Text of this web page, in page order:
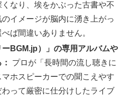
なり、埃をかぶった古書や不
イメージが脳内に湧き上がっ
ば間違いありません。
ーBGM.jp）」の専用アルバムや
プロが「長時間の流し聴きに
ホスピーカーでの聞こえやす
って厳密に仕分けしたライブ